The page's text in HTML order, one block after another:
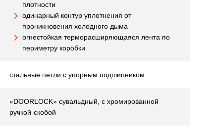
плотности
одинарный контур уплотнения от
проникновения холодного дыма
огнестойкая терморасширяющаяся лента по
периметру коробки
стальные петли с упорным подшипником
«DOORLOCK» сувальдный, с хромированной
ручкой-скобой